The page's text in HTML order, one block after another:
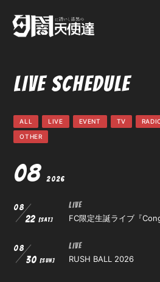
PROFILE
DISCOGRAPHY
BLOG
PHOTO
LIVE SCHEDULE
ALL LIVE EVENT TV
OTHER
08 2026
08
22 [SAT]
LIVE
FC限定⽣誕ライブ『
08
30 [SUN]
LIVE
RUSH BALL 2026